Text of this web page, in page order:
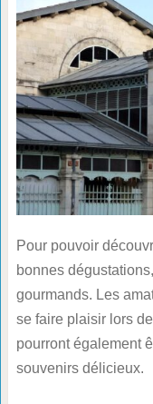
Pour pouvoir
bonnes
gourmands. Les
se faire plaisir lors
pourront également
souvenirs délicieux.